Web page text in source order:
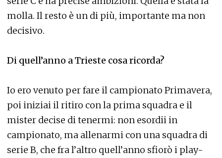
molla. Il resto è un di più, importante ma non
decisivo.
Di quell’anno a Trieste cosa ricorda?
Io ero venuto per fare il campionato Primavera,
poi iniziai il ritiro con la prima squadra e il
mister decise di tenermi: non esordii in
campionato, ma allenarmi con una squadra di
serie B, che fra l’altro quell’anno sfiorò i play-